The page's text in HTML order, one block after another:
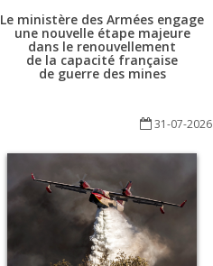
Le ministère des Armées engage
une nouvelle étape majeure
dans le renouvellement
de la capacité française
de guerre des mines
31-07-2026